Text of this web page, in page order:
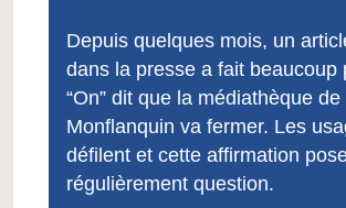
Depuis quelques mois, un
dans la presse a fait beaucoup
“On” dit que la médiathèque de
Monflanquin va fermer. Les
défilent et cette affirmation
régulièrement question.